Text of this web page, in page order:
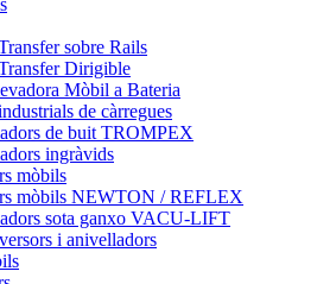
sobre Rails
Dirigible
Mòbil a Bateria
de càrregues
de buit TROMPEX
ingràvids
mòbils
mòbils NEWTON / REFLEX
sota ganxo VACU-LIFT
i anivelladors